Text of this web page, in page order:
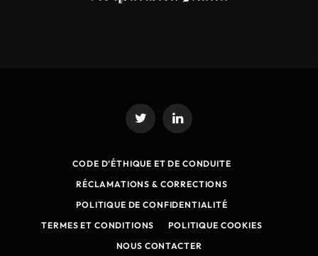
Twitter LinkedIn
CODE D’ÉTHIQUE ET DE CONDUITE
RÉCLAMATIONS & CORRECTIONS
POLITIQUE DE CONFIDENTIALITÉ
TERMES ET CONDITIONS
POLITIQUE COOKIES
NOUS CONTACTER